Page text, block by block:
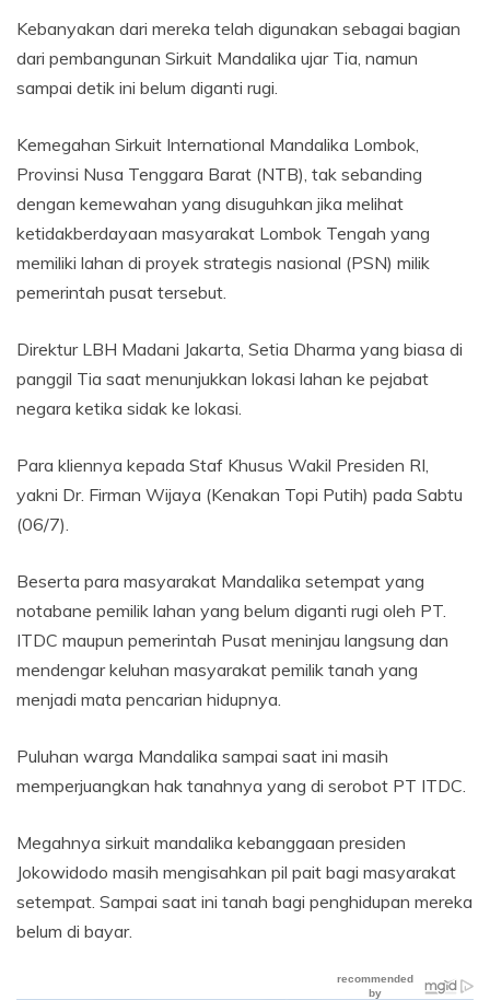
Kebanyakan dari mereka telah digunakan sebagai bagian
dari pembangunan Sirkuit Mandalika ujar Tia, namun
sampai detik ini belum diganti rugi.
Kemegahan Sirkuit International Mandalika Lombok,
Provinsi Nusa Tenggara Barat (NTB), tak sebanding
dengan kemewahan yang disuguhkan jika melihat
ketidakberdayaan masyarakat Lombok Tengah yang
memiliki lahan di proyek strategis nasional (PSN) milik
pemerintah pusat tersebut.
Direktur LBH Madani Jakarta, Setia Dharma yang biasa di
panggil Tia saat menunjukkan lokasi lahan ke pejabat
negara ketika sidak ke lokasi.
Para kliennya kepada Staf Khusus Wakil Presiden RI,
yakni Dr. Firman Wijaya (Kenakan Topi Putih) pada Sabtu
(06/7).
Beserta para masyarakat Mandalika setempat yang
notabane pemilik lahan yang belum diganti rugi oleh PT.
ITDC maupun pemerintah Pusat meninjau langsung dan
mendengar keluhan masyarakat pemilik tanah yang
menjadi mata pencarian hidupnya.
Puluhan warga Mandalika sampai saat ini masih
memperjuangkan hak tanahnya yang di serobot PT ITDC.
Megahnya sirkuit mandalika kebanggaan presiden
Jokowidodo masih mengisahkan pil pait bagi masyarakat
setempat. Sampai saat ini tanah bagi penghidupan mereka
belum di bayar.